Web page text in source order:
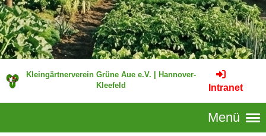
Kleingärtnerverein Grüne Aue e.V. | Hannover-
Kleefeld
Intranet
Menü